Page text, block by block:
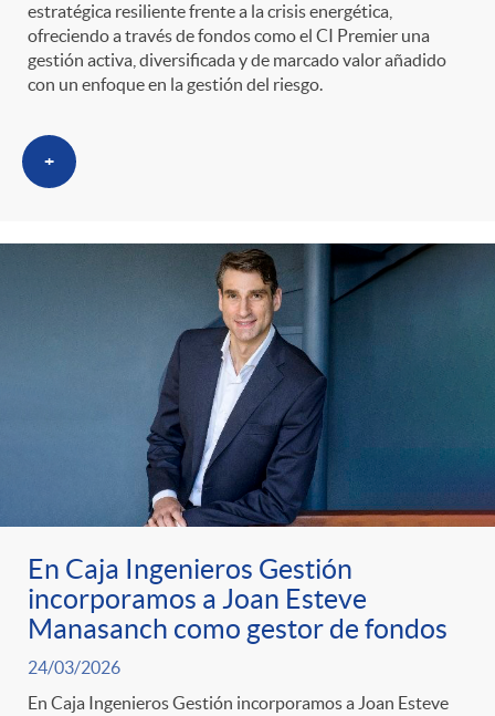
estratégica resiliente frente a la crisis energética,
ofreciendo a través de fondos como el CI Premier una
gestión activa, diversificada y de marcado valor añadido
con un enfoque en la gestión del riesgo.
+
En Caja Ingenieros Gestión
incorporamos a Joan Esteve
Manasanch como gestor de fondos
24/03/2026
En Caja Ingenieros Gestión incorporamos a Joan Esteve